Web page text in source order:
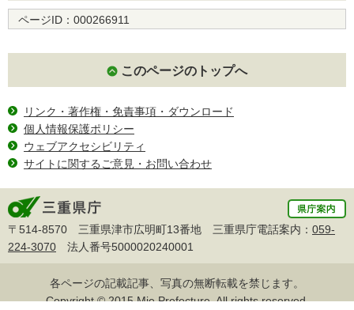
ページID： 000266911
このページのトップへ
リンク・著作権・免責事項・ダウンロード
個人情報保護ポリシー
ウェブアクセシビリティ
サイトに関するご意見・お問い合わせ
〒514-8570 三重県津市広明町13番地 三重県庁電話案内： 059-
224-3070 法人番号5000020240001
各ページの記載記事、写真の無断転載を禁じます。
Copyright © 2015 Mie Prefecture, All rights reserved.